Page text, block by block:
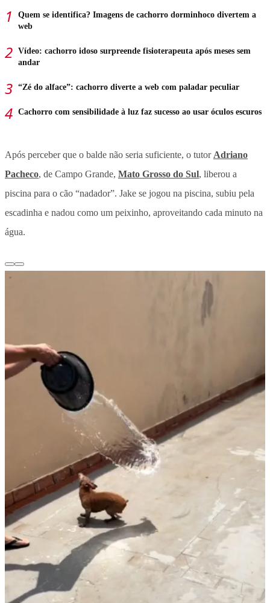
Quem se identifica? Imagens de cachorro dorminhoco divertem a
web
Vídeo: cachorro idoso surpreende fisioterapeuta após meses sem
andar
“Zé do alface”: cachorro diverte a web com paladar peculiar
Cachorro com sensibilidade à luz faz sucesso ao usar óculos escuros
Após perceber que o balde não seria suficiente, o tutor Adriano
Pacheco, de Campo Grande, Mato Grosso do Sul, liberou a
piscina para o cão “nadador”. Jake se jogou na piscina, subiu pela
escadinha e nadou como um peixinho, aproveitando cada minuto na
água.